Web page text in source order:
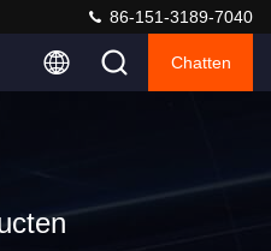
86-151-3189-7040
Chatten